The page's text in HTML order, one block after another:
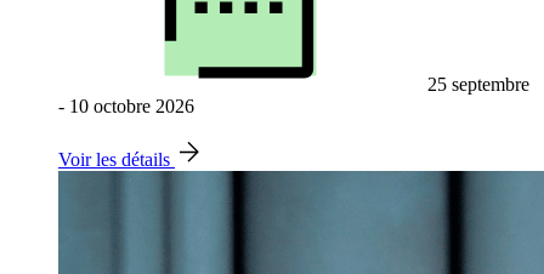
25 septembre
- 10 octobre 2026
Voir les détails